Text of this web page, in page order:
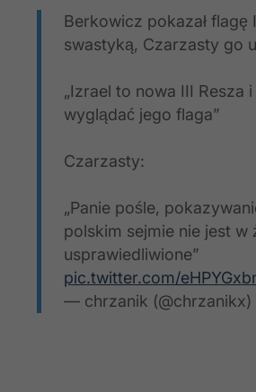
Berkowicz pokazał flagę
swastyką, Czarzasty go
„Izrael to nowa III Resza
wyglądać jego flaga”
Czarzasty:
„Panie pośle,
polskim sejmie nie jest w
usprawiedliwione”
pic.twitter.com/
— chrzanik (@chrzanikx)